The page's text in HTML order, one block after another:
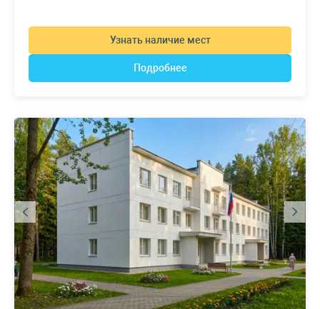
Узнать наличие мест
Подробнее